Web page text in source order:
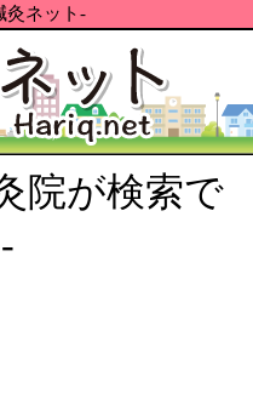
灸ネット-
院が検索で